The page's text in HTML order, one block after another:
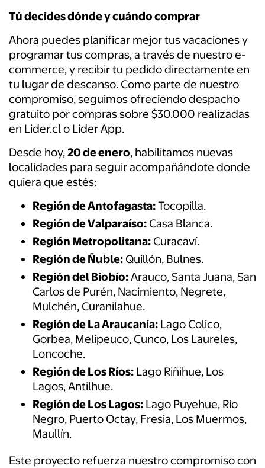
Tú decides dónde y cuándo comprar
Ahora puedes planificar mejor tus vacaciones y
programar tus compras, a través de nuestro e-
commerce, y recibir tu pedido directamente en
tu lugar de descanso. Como parte de nuestro
compromiso, seguimos ofreciendo despacho
gratuito por compras sobre $30.000 realizadas
en Lider.cl o Lider App.
Desde hoy,20 de enero, habilitamos nuevas
localidades para seguir acompañándote donde
quiera que estés:
Región de Antofagasta:Tocopilla.
Región de Valparaíso:Casa Blanca.
Región Metropolitana:Curacaví.
Región de Ñuble: Quillón, Bulnes.
Región del Biobío:Arauco, Santa Juana, San
Carlos de Purén, Nacimiento, Negrete,
Mulchén, Curanilahue.
Región de La Araucanía: Lago Colico,
Gorbea, Melipeuco, Cunco, Los Laureles,
Loncoche.
Región de Los Ríos: Lago Riñihue, Los
Lagos, Antilhue.
Región de Los Lagos: Lago Puyehue, Río
Negro, Puerto Octay, Fresia, Los Muermos,
Maullín.
Este proyecto refuerza nuestro compromiso con